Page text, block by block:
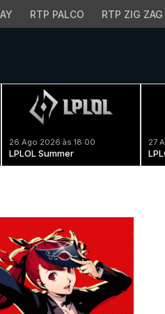
RTP PALCO RTP ZIG ZAG
26 Ago 2026 às 18:00
LPLOL Summer
27